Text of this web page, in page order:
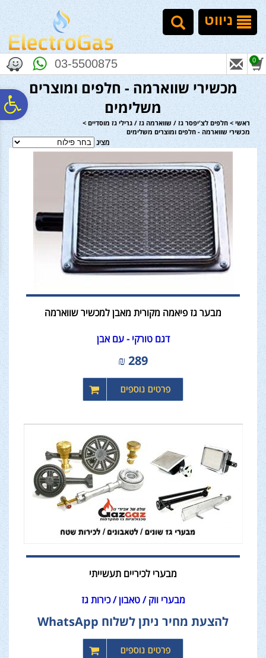
נגישות
אתר
המרכזי
ניווט
03-5500875 0
מכשירי שווארמה - חלפים ומוצרים
משלימים
ראשי > חלפים לצ'יפסר גז / שווארמה גז / גרילי גז מוסדיים >
מכשירי שווארמה - חלפים ומוצרים משלימים
מציג
מבער גז פיאמה מקורית מאבן למכשיר שווארמה
דגם טורקי - עם אבן
289
₪
מבערי לכיריים תעשייתי
מבערי ווק / טאבון / כירות גז
להצעת מחיר ניתן לשלוח WhatsApp